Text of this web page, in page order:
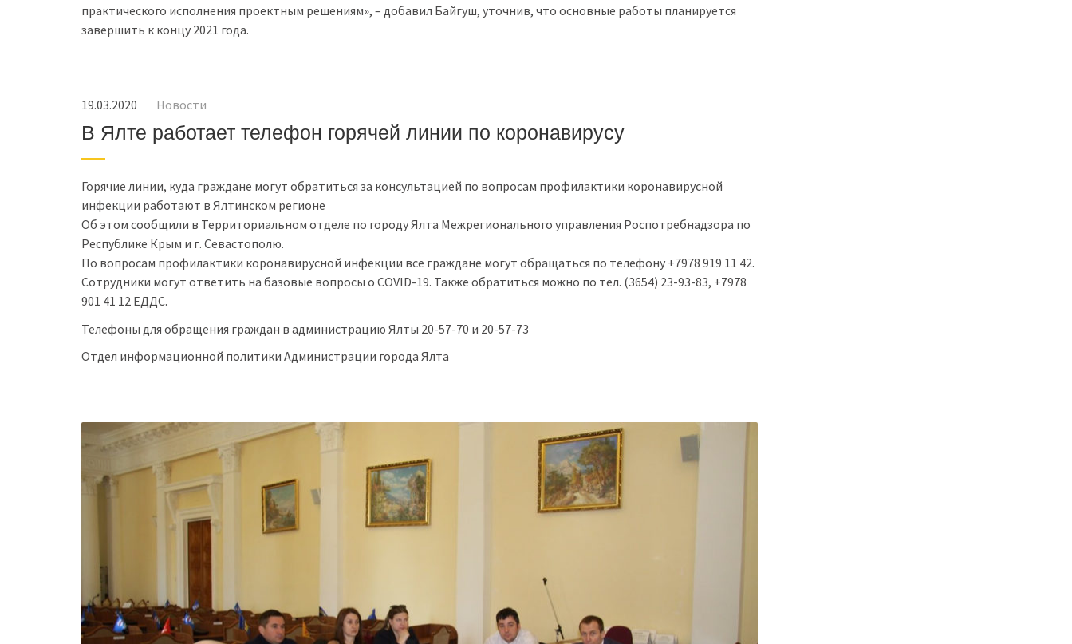
практического исполнения проектным решениям», – добавил Байгуш, уточнив, что основные работы планируется
завершить к концу 2021 года.
19.03.2020 Новости
В Ялте работает телефон горячей линии по коронавирусу
Горячие линии, куда граждане могут обратиться за консультацией по вопросам профилактики коронавирусной
инфекции работают в Ялтинском регионе
Об этом сообщили в Территориальном отделе по городу Ялта Межрегионального управления Роспотребнадзора по
Республике Крым и г. Севастополю.
По вопросам профилактики коронавирусной инфекции все граждане могут обращаться по телефону +7978 919 11 42.
Сотрудники могут ответить на базовые вопросы о COVID-19. Также обратиться можно по тел. (3654) 23-93-83, +7978
901 41 12 ЕДДС.
Телефоны для обращения граждан в администрацию Ялты 20-57-70 и 20-57-73
Отдел информационной политики Администрации города Ялта